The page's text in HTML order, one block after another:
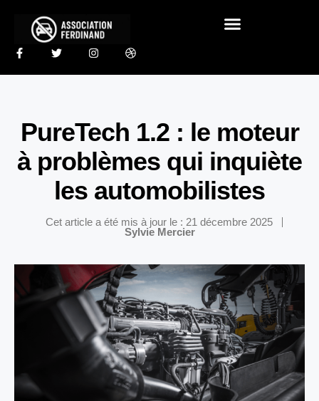
PureTech 1.2 : le moteur
à problèmes qui inquiète
les automobilistes
Cet article a été mis à jour le : 21 décembre 2025
Sylvie Mercier